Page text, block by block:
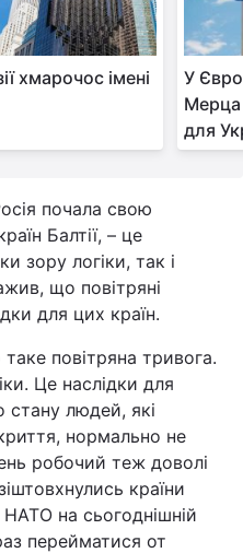
хмарочос імені
У
Мерца
для
почала свою
Балтії, – це
зору логіки, так і
що повітряні
для цих країн.
повітряна тривога.
Це наслідки для
стану людей, які
нормально не
робочий теж доволі
країни
на сьогоднішній
перейматися от